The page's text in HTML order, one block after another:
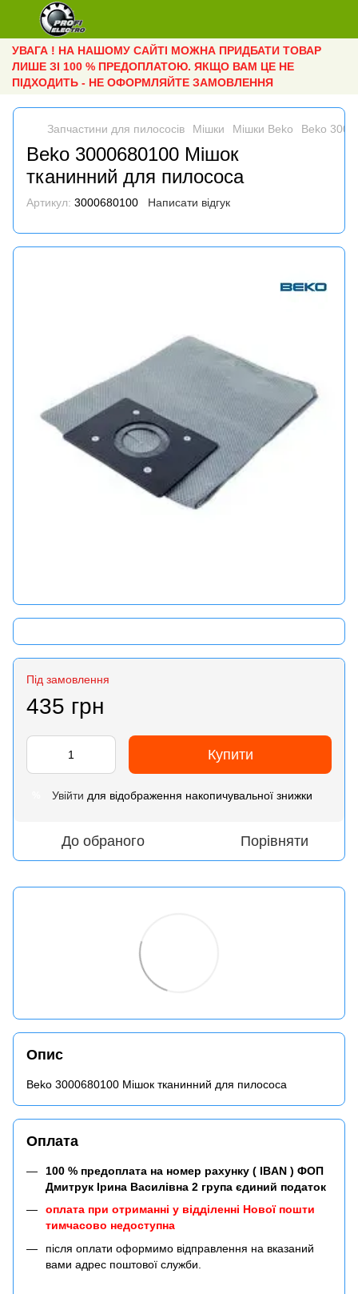
УВАГА ! НА НАШОМУ САЙТІ МОЖНА ПРИДБАТИ ТОВАР
ЛИШЕ ЗІ 100 % ПРЕДОПЛАТОЮ. ЯКЩО ВАМ ЦЕ НЕ
ПІДХОДИТЬ - НЕ ОФОРМЛЯЙТЕ ЗАМОВЛЕННЯ
Запчастини для пилососів Мішки Мішки Beko Beko
Beko 3000680100 Мішок
тканинний для пилососа
Артикул: 3000680100 Написати відгук
Під замовлення
435 грн
Купити
Увійти для відображення накопичувальної знижки
До обраного Порівняти
Опис
Beko 3000680100 Мішок тканинний для пилососа
Оплата
100 % предоплата на номер рахунку ( IBAN ) ФОП
Дмитрук Ірина Василівна 2 група єдиний податок
оплата при отриманні у відділенні Нової пошти
тимчасово недоступна
після оплати оформимо відправлення на вказаний
вами адрес поштової служби.